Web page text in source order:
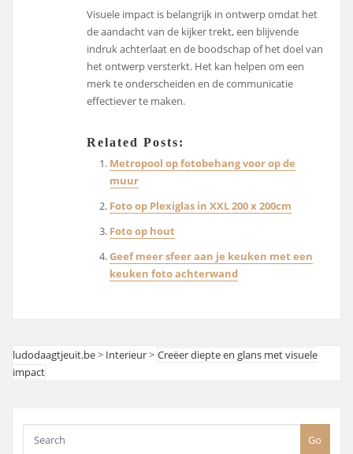
Visuele impact is belangrijk in ontwerp omdat het
de aandacht van de kijker trekt, een blijvende
indruk achterlaat en de boodschap of het doel van
het ontwerp versterkt. Het kan helpen om een
merk te onderscheiden en de communicatie
effectiever te maken.
Related Posts:
Metropool op fotobehang voor op de
muur
Foto op Plexiglas in XXL 200 x 200cm
Foto op hout
Geef meer sfeer aan je keuken met een
keuken foto achterwand
ludodaagtjeuit.be> Interieur> Creëer diepte en glans met visuele
impact
Go